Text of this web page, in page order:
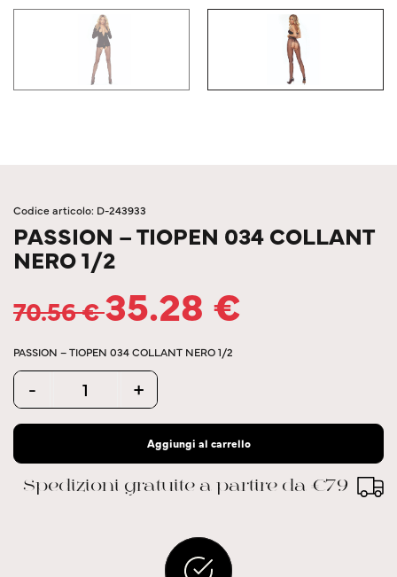
Codice articolo: D-243933
PASSION – TIOPEN 034 COLLANT
NERO 1/2
70.56€35.28 €
PASSION – TIOPEN 034 COLLANT NERO 1/2
Quantity
- +
Aggiungi al carrello
Spedizioni gratuite a partire da €79